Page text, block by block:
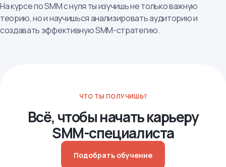
На курсе по SMM с нуля ты изучишь не только важную
теорию, но и научишься анализировать аудиторию и
создавать эффективную SMM-стратегию.
ЧТО ТЫ ПОЛУЧИШЬ?
Всё, чтобы начать карьеру
SMM-специалиста
Подобрать обучение